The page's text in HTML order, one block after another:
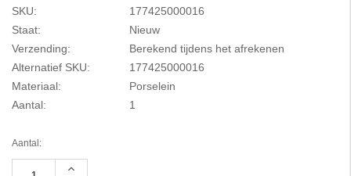
SKU:
177425000016
Staat:
Nieuw
Verzending:
Berekend tijdens het afrekenen
Alternatief SKU:
177425000016
Materiaal:
Porselein
Aantal:
1
Aantal:
Hoeveelheid